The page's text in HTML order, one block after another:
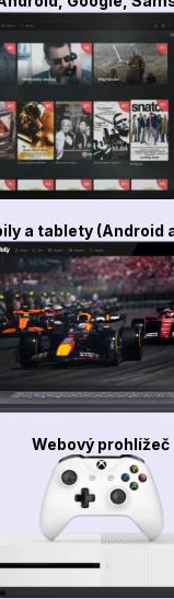
a tablety (Android
Webový prohlížeč